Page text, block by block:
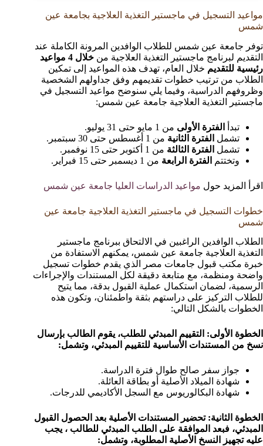
مواعيد التسجيل في ماجستير التغذية العلاجية بجامعة عين
شمس
توفر جامعة عين شمس للطلاب الوافدين المرونة الكاملة عند
التقديم لبرنامج ماجستير التغذية العلاجية من
خلال 4 مواعيد
رئيسية للتقديم خلال العام، تهدف هذه المواعيد إلى تمكين
الطلاب من ترتيب خطوات تقديمهم وفق جداولهم الشخصية
وظروفهم الدراسية، وفيما يلي سنوضح مواعيد التسجيل في
ماجستير التغذية العلاجية جامعة عين شمس:
تبدأ الفترة الأولى من 1 مايو حتى 31 يوليو.
تشمل الفترة الثانية من 1 أغسطس حتى 30 سبتمبر.
تشمل الفترة الثالثة من 1 أكتوبر حتى 15 نوفمبر.
وتختتم
الفترة الرابعة من 1 ديسمبر حتى 15 فبراير.
اقرأ المزيد حول مواعيد الدراسات العليا جامعة عين شمس
خطوات التسجيل في ماجستير التغذية العلاجية جامعة عين
شمس
الطلاب الوافدين الراغبين في الالتحاق ببرنامج ماجستير
التغذية العلاجية جامعة عين شمس، يمكنهم الاستفادة من
خبرة مكتب قبول جامعات مصر الذي يقدم خطوات تسجيل
واضحة ومنظمة، مع متابعة دقيقة لكل المستندات والإجراءات
الرسمية، لضمان استكمال عملية القبول بدقة، مما يتيح
للطلاب التركيز على دراستهم بثقة واطمئنان، وتكون هذه
الخطوات بالشكل التالي:
الخطوة الأولى: التقييم المبدئي للطلب، يقوم الطالب بإرسال
نسخ من المستندات الأساسية للتقييم المبدئي، وتشمل:
جواز سفر صالح طوال فترة الدراسة.
شهادة الميلاد الأصلية أو بطاقة العائلة.
شهادة البكالوريوس مع السجل الأكاديمي للدرجات.
الخطوة الثانية: تحضير المستندات الأصلية بعد الحصول القبول
المبدئي، فبعد الموافقة على الطلب المبدئي للطالب ، يجب
عليه تجهيز النسخ الأصلية المطلوبة، وتشمل: